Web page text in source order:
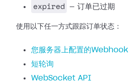
expired — 订单已过期
使用以下任一方式跟踪订单状态：
您服务器上配置的Webhook
短轮询
WebSocket API